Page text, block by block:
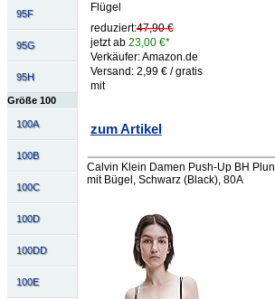
95F
95G
95H
Größe 100
100A
100B
100C
100D
100DD
100E
Flügel
reduziert:47,90 €
jetzt ab 23,00 €*
Verkäufer: Amazon.de
Versand: 2,99 € / gratis
mit
zum Artikel
Calvin Klein Damen Push-Up BH
mit Bügel, Schwarz (Black), 80A